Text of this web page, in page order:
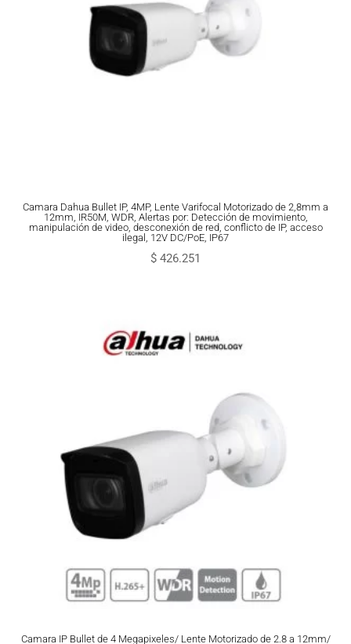
Camara Dahua Bullet IP, 4MP, Lente Varifocal Motorizado de 2,8mm a
12mm, IR50M, WDR, Alertas por: Detección de movimiento,
manipulación de video, desconexión de red, conflicto de IP, acceso
ilegal, 12V DC/PoE, IP67
$ 426.251
Camara IP Bullet de 4 Megapixeles/ Lente Motorizado de 2.8 a 12mm/